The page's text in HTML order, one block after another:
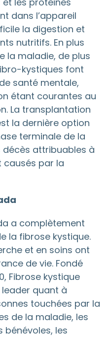
dans l’appareil
la digestion et
nutritifs. En plus
la maladie, de plus
kystiques font
santé mentale,
étant courantes au
La transplantation
la dernière option
terminale de la
attribuables à
causés par la
a complètement
la fibrose kystique.
et en soins ont
de vie. Fondé
Fibrose kystique
quant à
touchées par la
de la maladie, les
bénévoles, les